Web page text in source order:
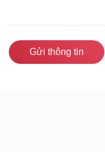
Gửi thông tin